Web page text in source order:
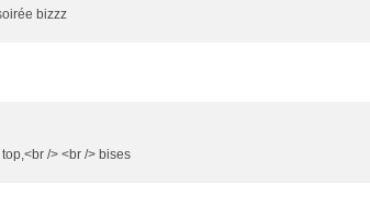
bizzz
/> <br /> bises